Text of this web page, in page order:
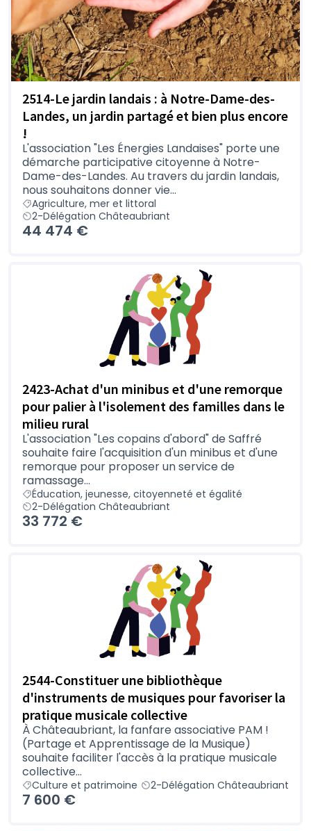
2514-Le jardin landais : à Notre-Dame-des-
Landes, un jardin partagé et bien plus encore
!
L'association "Les Énergies Landaises" porte une
démarche participative citoyenne à Notre-
Dame-des-Landes. Au travers du jardin landais,
nous souhaitons donner vie...
Agriculture, mer et littoral
2-Délégation Châteaubriant
44 474 €
2423-Achat d'un minibus et d'une remorque
pour palier à l'isolement des familles dans le
milieu rural
L'association "Les copains d'abord" de Saffré
souhaite faire l'acquisition d'un minibus et d'une
remorque pour proposer un service de
ramassage...
Éducation, jeunesse, citoyenneté et égalité
2-Délégation Châteaubriant
33 772 €
2544-Constituer une bibliothèque
d'instruments de musiques pour favoriser la
pratique musicale collective
À Châteaubriant, la fanfare associative PAM !
(Partage et Apprentissage de la Musique)
souhaite faciliter l'accès à la pratique musicale
collective...
Culture et patrimoine 2-Délégation Châteaubriant
7 600 €